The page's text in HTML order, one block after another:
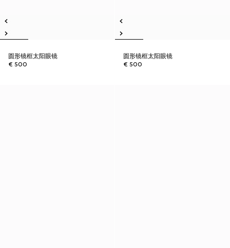
圆形镜框太阳眼镜
€ 500
圆形镜框太阳眼镜
€ 500